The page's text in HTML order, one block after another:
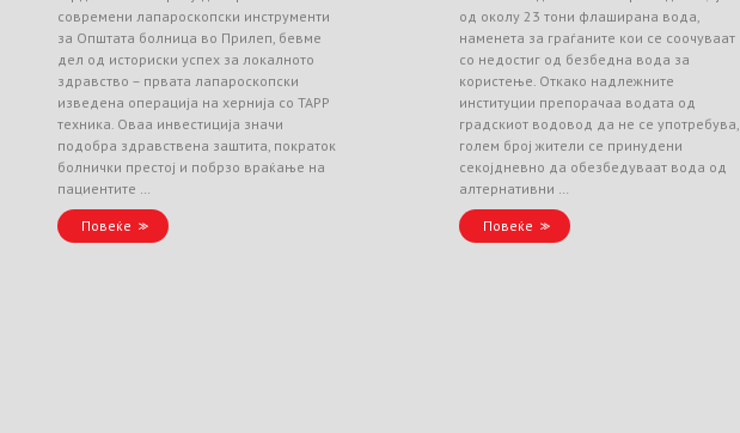
современи лапароскопски инструменти
за Општата болница во Прилеп, бевме
дел од историски успех за локалното
здравство – првата лапароскопски
изведена операција на хернија со TAPP
техника. Оваа инвестиција значи
подобра здравствена заштита, пократок
болнички престој и побрзо враќање на
пациентите …
Повеќе
од околу 23 тони флаширана вода,
наменета за граѓаните кои се соочуваат
со недостиг од безбедна вода за
користење. Откако надлежните
институции препорачаа водата од
градскиот водовод да не се употребува,
голем број жители се принудени
секојдневно да обезбедуваат вода од
алтернативни …
Повеќе